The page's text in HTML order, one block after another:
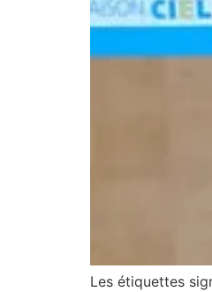
Les étiquettes